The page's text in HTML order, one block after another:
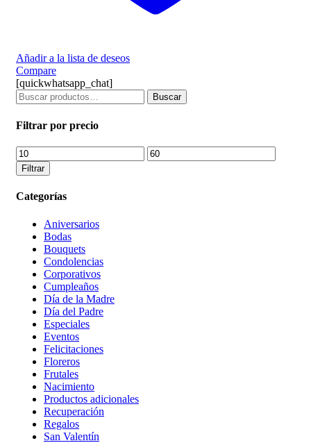
Añadir a la lista de deseos
Compare
[quickwhatsapp_chat]
Buscar
por:
Buscar
Filtrar por precio
Precio
mínimo
Precio
máximo
Filtrar
Categorías
Aniversarios
Bodas
Bouquets
Condolencias
Corporativos
Cumpleaños
Día de la Madre
Día del Padre
Especiales
Eventos
Felicitaciones
Floreros
Frutales
Nacimiento
Productos adicionales
Recuperación
Regalos
San Valentín